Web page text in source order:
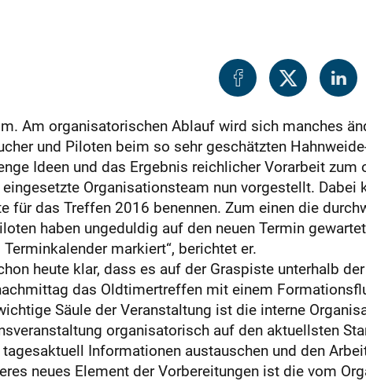
Am organisatorischen Ablauf wird sich manches
und Piloten beim so sehr geschätzten
Ideen und das Ergebnis reichlicher Vorarbeit
Organisationsteam nun vorgestellt.
für das Treffen 2016 benennen. Zum einen die
haben ungeduldig auf den neuen Termin
markiert“, berichtet er.
heute klar, dass es auf der Graspiste unterhalb
das Oldtimertreffen mit einem
Säule der Veranstaltung ist die interne
organisatorisch auf den aktuellsten
Informationen austauschen und den
neues Element der Vorbereitungen ist die vom